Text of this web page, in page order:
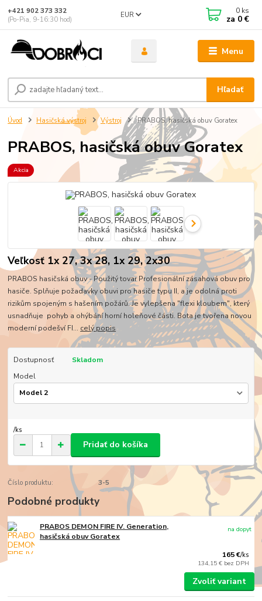
Menu
EUR
Hľadať
+421 902 373 332
(Po-Pia, 9-16:30 hod)
0 ks
za 0 €
Úvod Hasičská výstroj Výstroj PRABOS, hasičská obuv Goratex
PRABOS, hasičská obuv Goratex
Akcia
Veľkosť 1x 27, 3x 28, 1x 29, 2x30
PRABOS hasičská obuv - Použitý tovar Profesionální zásahová obuv pro
hasiče. Splňuje požadavky obuvi pro hasiče typu II, a je odolná proti
rizikům spojeným s hašením požárů. Je vylepšena "flexi kloubem", který
usnadňuje pohyb a ohýbání horní holeňové části. Bota je tvořena novou
moderní podešví FI... celý popis
Dostupnosť
Skladom
Model
/ks
Pridať do košíka
Číslo produktu: 3-5
Podobné produkty
PRABOS DEMON FIRE IV. Generation,
hasičská obuv Goratex
165 €/ks
134,15 € bez DPH
na dopyt
Zvoliť variant